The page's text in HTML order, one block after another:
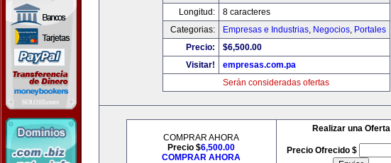
Longitud:
8 caracteres
Categorias:
Empresas e Industrias, Negocios, Portales
Precio:
$6,500.00
Visitar!
empresas.com.pa
Serán consideradas ofertas
COMPRAR AHORA
Precio $6,500.00
COMPRAR AHORA
Realizar una Oferta
Precio Ofrecido $